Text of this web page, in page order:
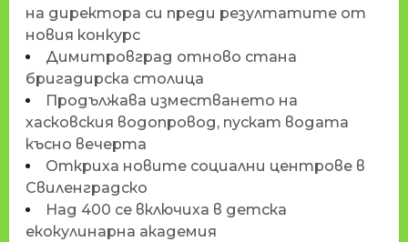
на директора си преди резултатите от
новия конкурс
Димитровград отново стана
бригадирска столица
Продължава изместването на
хасковския водопровод, пускат водата
късно вечерта
Откриха новите социални центрове в
Свиленградско
Над 400 се включиха в детска
екокулинарна академия